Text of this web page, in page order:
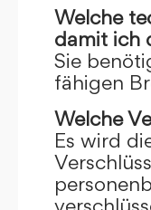
Welche
damit ich
Sie
fähigen
Welche
Es wird